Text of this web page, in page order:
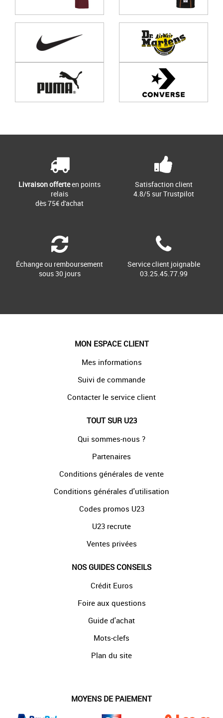
Livraison offerteen points
relais
dès 75€ d'achat
Satisfaction client
4.8/5 sur Trustpilot
Échange ou remboursement
sous 30 jours
Service client joignable
03.25.45.77.99
MON ESPACE CLIENT
Mes informations
Suivi de commande
Contacter le service client
TOUT SUR U23
Qui sommes-nous ?
Partenaires
Conditions générales de vente
Conditions générales d'utilisation
Codes promos U23
U23 recrute
Ventes privées
NOS GUIDES CONSEILS
Crédit Euros
Foire aux questions
Guide d'achat
Mots-clefs
Plan du site
MOYENS DE PAIEMENT